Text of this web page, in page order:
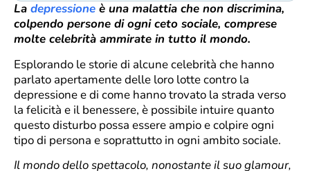
La depressione è una malattia che non discrimina,
colpendo persone di ogni ceto sociale, comprese
molte celebrità ammirate in tutto il mondo.
Esplorando le storie di alcune celebrità che hanno
parlato apertamente delle loro lotte contro la
depressione e di come hanno trovato la strada verso
la felicità e il benessere, è possibile intuire quanto
questo disturbo possa essere ampio e colpire ogni
tipo di persona e soprattutto in ogni ambito sociale.
Il mondo dello spettacolo, nonostante il suo glamour,